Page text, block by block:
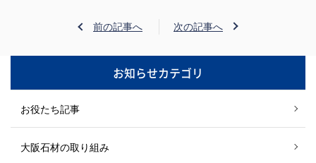
前の記事へ 次の記事へ
お知らせカテゴリ
お役たち記事
大阪石材の取り組み